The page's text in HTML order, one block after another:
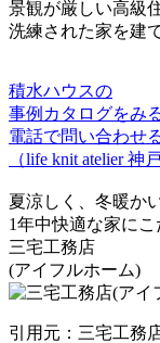
景観が厳しい高級
洗練された家を建
積水ハウスの
事例カタログをみ
電話で問い合わせ
（life knit atelier 神戸
夏涼しく、冬暖か
1年中快適な家にこ
三宅工務店
(アイフルホーム)
引用元：三宅工務